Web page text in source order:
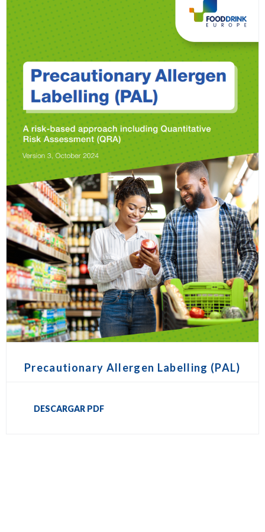
Precautionary Allergen Labelling (PAL)
DESCARGAR PDF